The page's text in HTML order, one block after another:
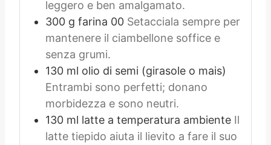
leggero e ben amalgamato.
300 g farina 00 Setacciala sempre per
mantenere il ciambellone soffice e
senza grumi.
130 ml olio di semi (girasole o mais)
Entrambi sono perfetti; donano
morbidezza e sono neutri.
130 ml latte a temperatura ambiente Il
latte tiepido aiuta il lievito a fare il suo